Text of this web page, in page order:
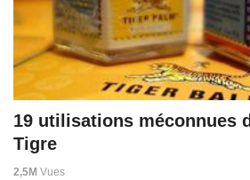
19 utilisations méconnues
Tigre
2,5M Vues